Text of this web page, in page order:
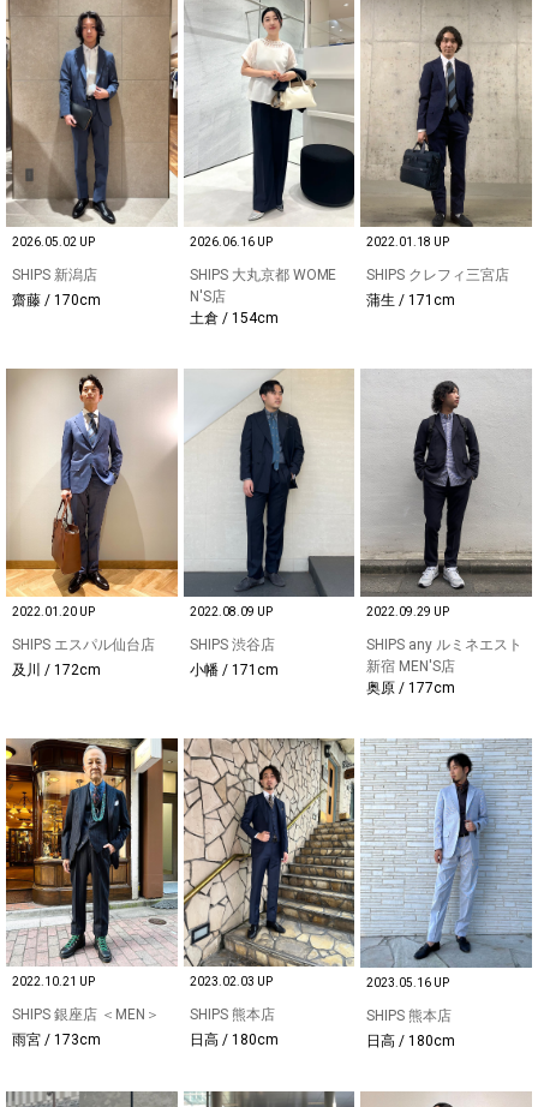
2026.05.02 UP
SHIPS 新潟店
齋藤 / 170cm
2026.06.16 UP
SHIPS 大丸京都 WOME
N'S店
土倉 / 154cm
2022.01.18 UP
SHIPS クレフィ三宮店
蒲生 / 171cm
2022.01.20 UP
SHIPS エスパル仙台店
及川 / 172cm
2022.08.09 UP
SHIPS 渋谷店
小幡 / 171cm
2022.09.29 UP
SHIPS any ルミネエスト
新宿 MEN'S店
奥原 / 177cm
2022.10.21 UP
SHIPS 銀座店 ＜MEN＞
雨宮 / 173cm
2023.02.03 UP
SHIPS 熊本店
日高 / 180cm
2023.05.16 UP
SHIPS 熊本店
日高 / 180cm